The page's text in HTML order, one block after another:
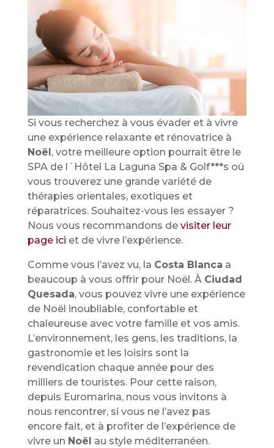
Si vous recherchez à vous évader et à vivre
une expérience relaxante et rénovatrice à
Noël , votre meilleure option pourrait être le
SPA de l´Hôtel La Laguna Spa & Golf***s où
vous trouverez une grande variété de
thérapies orientales, exotiques et
réparatrices. Souhaitez-vous les essayer ?
Nous vous recommandons de visiter leur
page ici et de vivre l’expérience.
Comme vous l’avez vu, la Costa Blanca a
beaucoup à vous offrir pour Noël. À Ciudad
Quesada, vous pouvez vivre une expérience
de Noël inoubliable, confortable et
chaleureuse avec votre famille et vos amis.
L’environnement, les gens, les traditions, la
gastronomie et les loisirs sont la
revendication chaque année pour des
milliers de touristes. Pour cette raison,
depuis Euromarina, nous vous invitons à
nous rencontrer, si vous ne l’avez pas
encore fait, et à profiter de l’expérience de
vivre un Noël au style méditerranéen.